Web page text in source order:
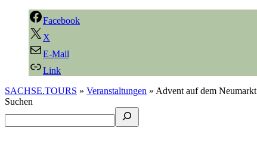
Facebook
X
E-Mail
Link
SACHSE.TOURS » Veranstaltungen » Advent auf dem Neumarkt
Suchen